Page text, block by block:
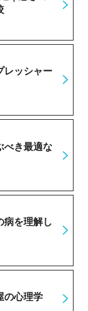
レッシャー
べき最適な
病を理解し
の心理学